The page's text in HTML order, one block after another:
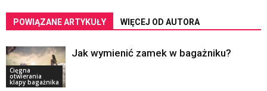
POWIĄZANE ARTYKUŁY WIĘCEJ OD AUTORA
Cięgna
otwierania
klapy bagażnika
Jak wymienić zamek w bagażniku?